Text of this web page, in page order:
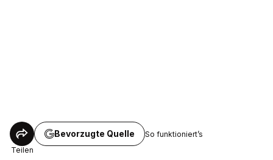
Teilen
Bevorzugte Quelle So funktioniert’s